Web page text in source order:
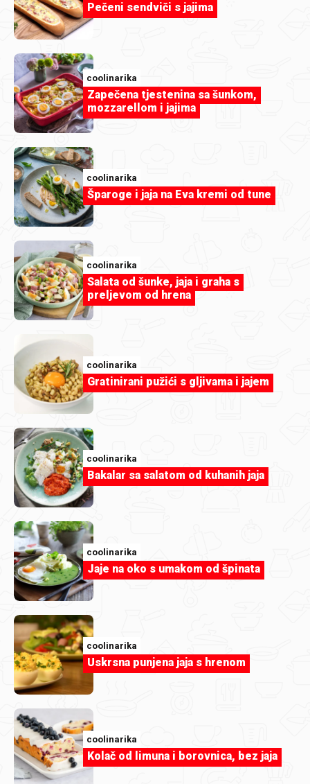
RijekaSnova
Oradice
RijekaSnova
Lasagne s puretinom i tikvicama
Pečeni sendviči s jajima
coolinarika
Zapečena tjestenina sa šunkom,
mozzarellom i jajima
coolinarika
Šparoge i jaja na Eva kremi od tune
coolinarika
Salata od šunke, jaja i graha s
preljevom od hrena
coolinarika
Gratinirani pužići s gljivama i jajem
coolinarika
Bakalar sa salatom od kuhanih jaja
coolinarika
Jaje na oko s umakom od špinata
coolinarika
Uskrsna punjena jaja s hrenom
coolinarika
Kolač od limuna i borovnica, bez jaja